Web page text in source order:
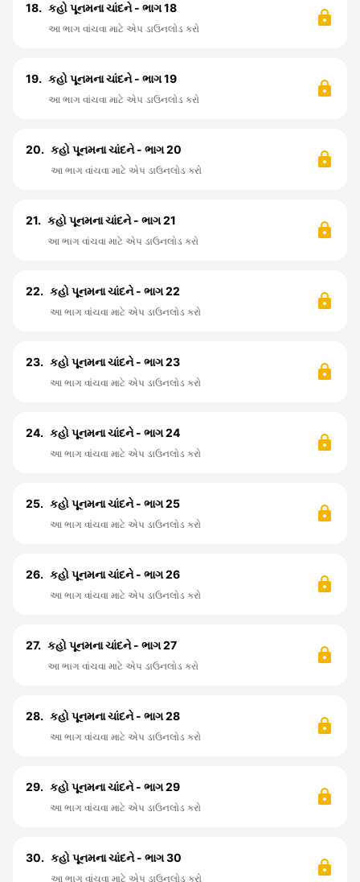
18. કહો પૂનમના ચાંદને - ભાગ 18
આ ભાગ વાંચવા માટે એપ ડાઉનલોડ કરો
19. કહો પૂનમના ચાંદને - ભાગ 19
આ ભાગ વાંચવા માટે એપ ડાઉનલોડ કરો
20. કહો પૂનમના ચાંદને - ભાગ 20
આ ભાગ વાંચવા માટે એપ ડાઉનલોડ કરો
21. કહો પૂનમના ચાંદને - ભાગ 21
આ ભાગ વાંચવા માટે એપ ડાઉનલોડ કરો
22. કહો પૂનમના ચાંદને - ભાગ 22
આ ભાગ વાંચવા માટે એપ ડાઉનલોડ કરો
23. કહો પૂનમના ચાંદને - ભાગ 23
આ ભાગ વાંચવા માટે એપ ડાઉનલોડ કરો
24. કહો પૂનમના ચાંદને - ભાગ 24
આ ભાગ વાંચવા માટે એપ ડાઉનલોડ કરો
25. કહો પૂનમના ચાંદને - ભાગ 25
આ ભાગ વાંચવા માટે એપ ડાઉનલોડ કરો
26. કહો પૂનમના ચાંદને - ભાગ 26
આ ભાગ વાંચવા માટે એપ ડાઉનલોડ કરો
27. કહો પૂનમના ચાંદને - ભાગ 27
આ ભાગ વાંચવા માટે એપ ડાઉનલોડ કરો
28. કહો પૂનમના ચાંદને - ભાગ 28
આ ભાગ વાંચવા માટે એપ ડાઉનલોડ કરો
29. કહો પૂનમના ચાંદને - ભાગ 29
આ ભાગ વાંચવા માટે એપ ડાઉનલોડ કરો
30. કહો પૂનમના ચાંદને - ભાગ 30
આ ભાગ વાંચવા માટે એપ ડાઉનલોડ કરો